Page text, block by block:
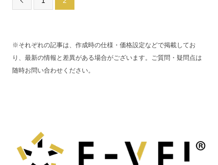
※それぞれの記事は、作成時の仕様・価格設定などで掲載してお
り、最新の情報と差異がある場合がございます。ご質問・疑問点は
随時お問い合わせください。